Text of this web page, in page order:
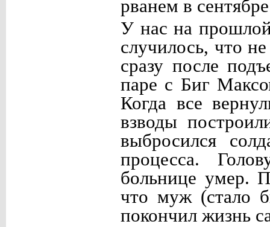
рванем в
У нас на
случилось, что
сразу после
паре с Биг
Когда все
взводы
выбросился
процесса.
больнице умер.
что муж (стало
покончил жизнь